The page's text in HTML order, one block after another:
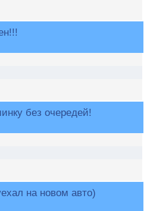
без очередей!
на новом авто)